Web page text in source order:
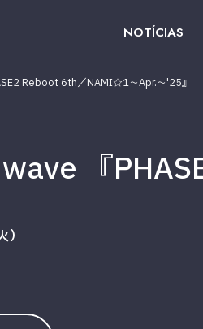
NOTÍCIAS
Reboot 6th／NAMI☆1～Apr.～'25』
wave 『
）